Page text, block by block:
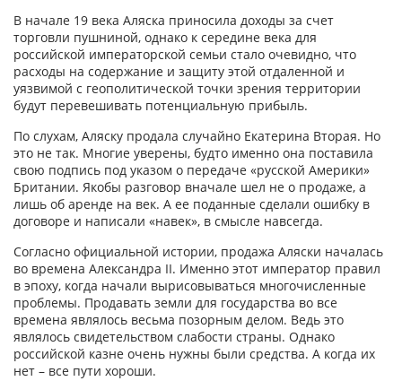
В начале 19 века Аляска приносила доходы за счет
торговли пушниной, однако к середине века для
российской императорской семьи стало очевидно, что
расходы на содержание и защиту этой отдаленной и
уязвимой с геополитической точки зрения территории
будут перевешивать потенциальную прибыль.
По слухам, Аляску продала случайно Екатерина Вторая. Но
это не так. Многие уверены, будто именно она поставила
свою подпись под указом о передаче «русской Америки»
Британии. Якобы разговор вначале шел не о продаже, а
лишь об аренде на век. А ее поданные сделали ошибку в
договоре и написали «навек», в смысле навсегда.
Согласно официальной истории, продажа Аляски началась
во времена Александра II. Именно этот император правил
в эпоху, когда начали вырисовываться многочисленные
проблемы. Продавать земли для государства во все
времена являлось весьма позорным делом. Ведь это
являлось свидетельством слабости страны. Однако
российской казне очень нужны были средства. А когда их
нет – все пути хороши.